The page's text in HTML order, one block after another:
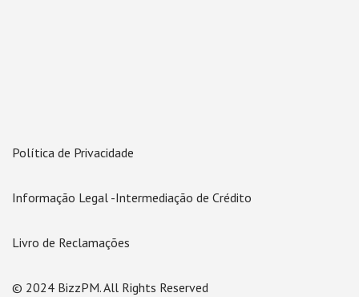
Política de Privacidade
Informação Legal -Intermediação de Crédito
Livro de Reclamações
© 2024 BizzPM. All Rights Reserved